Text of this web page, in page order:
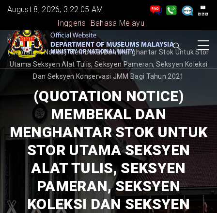
Skip
main
content
August 8, 2026, 3:22:06 AM
Inggeris
Bahasa Melayu
BREADCRUMB
Home -
(Quotation Notice) Membekal Dan Menghantar Stok Untuk Stor
Utama Seksyen Alat Tulis, Seksyen Pameran, Seksyen Koleksi
Dan Seksyen Konservasi JMM Bagi Tahun 2021
(QUOTATION NOTICE)
MEMBEKAL DAN
MENGHANTAR STOK UNTUK
STOR UTAMA SEKSYEN
ALAT TULIS, SEKSYEN
PAMERAN, SEKSYEN
KOLEKSI DAN SEKSYEN